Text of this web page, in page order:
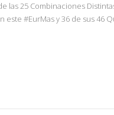
las 25 Combinaciones
#EurMas y 36 de sus 46